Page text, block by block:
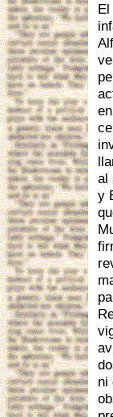
al
y
ni